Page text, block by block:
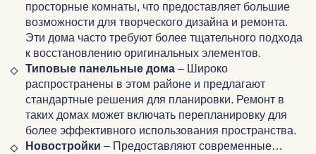
просторные комнаты, что предоставляет большие
возможности для творческого дизайна и ремонта.
Эти дома часто требуют более тщательного подхода
к восстановлению оригинальных элементов.
Типовые панельные дома – Широко
распространены в этом районе и предлагают
стандартные решения для планировки. Ремонт в
таких домах может включать перепланировку для
более эффективного использования пространства.
Новостройки – Предоставляют современные…